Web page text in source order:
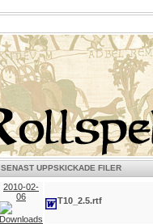
SENAST UPPSKICKADE FILER
2010-02-
06
T10_2.5.rtf